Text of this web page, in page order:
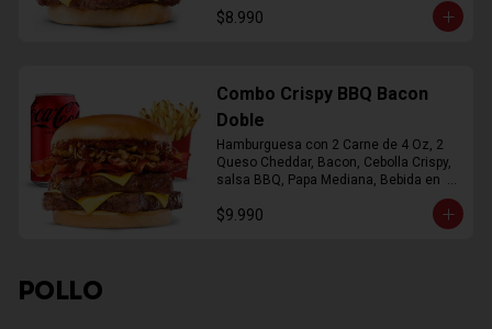
$8.990
Combo Crispy BBQ Bacon
Doble
Hamburguesa con 2 Carne de 4 Oz, 2
Queso Cheddar, Bacon, Cebolla Crispy,
salsa BBQ, Papa Mediana, Bebida en
$9.990
POLLO